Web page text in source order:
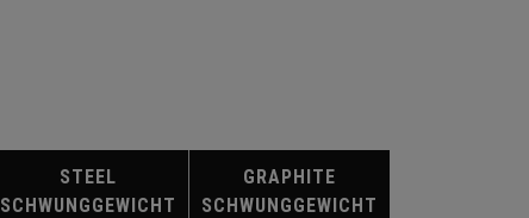
STEEL
SCHWUNGGEWICHT
GRAPHITE
SCHWUNGGEWICHT